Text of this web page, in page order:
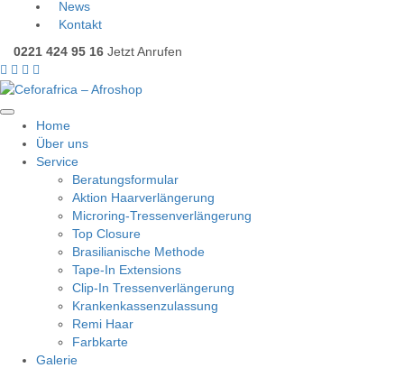
News
Kontakt
0221 424 95 16 Jetzt Anrufen
Home
Über uns
Service
Beratungsformular
Aktion Haarverlängerung
Microring-Tressenverlängerung
Top Closure
Brasilianische Methode
Tape-In Extensions
Clip-In Tressenverlängerung
Krankenkassenzulassung
Remi Haar
Farbkarte
Galerie